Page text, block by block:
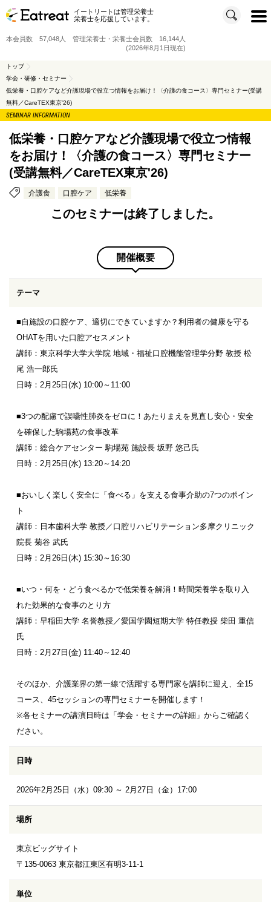
イートリートは管理栄養士
栄養士を応援しています。
t
o
t
本会員数 57,048人 管理栄養士・栄養士会員数 16,144人
(2026年8月1日現在)
トップ
学会・研修・セミナー
低栄養・口腔ケアなど介護現場で役立つ情報をお届け！〈介護の食コース〉専門セミナー(受講
無料／CareTEX東京'26)
SEMINAR INFORMATION
低栄養・口腔ケアなど介護現場で役立つ情報
をお届け！〈介護の食コース〉専門セミナー
(受講無料／CareTEX東京'26)
介護食 口腔ケア 低栄養
このセミナーは終了しました。
開催概要
テーマ
■自施設の口腔ケア、適切にできていますか？利用者の健康を守る
OHATを用いた口腔アセスメント
講師：東京科学大学大学院 地域・福祉口腔機能管理学分野 教授 松
尾 浩一郎氏
日時：2月25日(水) 10:00～11:00
■3つの配慮で誤嚥性肺炎をゼロに！あたりまえを見直し安心・安全
を確保した駒場苑の食事改革
講師：総合ケアセンター 駒場苑 施設長 坂野 悠己氏
日時：2月25日(水) 13:20～14:20
■おいしく楽しく安全に「食べる」を支える食事介助の7つのポイン
ト
講師：日本歯科大学 教授／口腔リハビリテーション多摩クリニック
院長 菊谷 武氏
日時：2月26日(木) 15:30～16:30
■いつ・何を・どう食べるかで低栄養を解消！時間栄養学を取り入
れた効果的な食事のとり方
講師：早稲田大学 名誉教授／愛国学園短期大学 特任教授 柴田 重信
氏
日時：2月27日(金) 11:40～12:40
そのほか、介護業界の第一線で活躍する専門家を講師に迎え、全15
コース、45セッションの専門セミナーを開催します！
※各セミナーの講演日時は「学会・セミナーの詳細」からご確認く
ださい。
日時
2026年2月25日（水）09:30 ～ 2月27日（金）17:00
場所
東京ビッグサイト
〒135-0063 東京都江東区有明3-11-1
単位